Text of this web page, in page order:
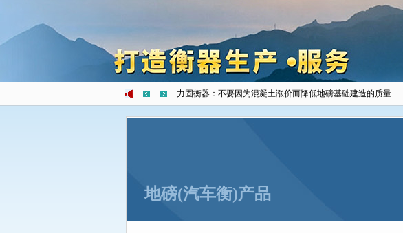
高速治超前景广阔 利国利民 全文
力固衡器：不要因为混凝土涨价而降低地磅基础建造的质量
力固衡器：大桥垮塌和超载到底有什么联系？ 全文
地磅(汽车衡)产品